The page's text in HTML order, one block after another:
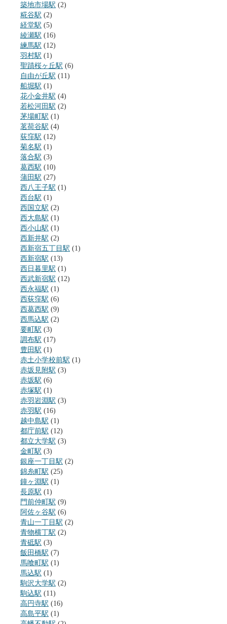
築地市場駅 (2)
糀谷駅 (2)
経堂駅 (5)
綾瀬駅 (16)
練馬駅 (12)
羽村駅 (1)
聖蹟桜ヶ丘駅 (6)
自由が丘駅 (11)
船堀駅 (1)
花小金井駅 (4)
若松河田駅 (2)
茅場町駅 (1)
茗荷谷駅 (4)
荻窪駅 (12)
菊名駅 (1)
落合駅 (3)
葛西駅 (10)
蒲田駅 (27)
西八王子駅 (1)
西台駅 (1)
西国立駅 (2)
西大島駅 (1)
西小山駅 (1)
西新井駅 (2)
西新宿五丁目駅 (1)
西新宿駅 (13)
西日暮里駅 (1)
西武新宿駅 (12)
西永福駅 (1)
西荻窪駅 (6)
西葛西駅 (9)
西馬込駅 (2)
要町駅 (3)
調布駅 (17)
豊田駅 (1)
赤土小学校前駅 (1)
赤坂見附駅 (3)
赤坂駅 (6)
赤塚駅 (1)
赤羽岩淵駅 (3)
赤羽駅 (16)
越中島駅 (1)
都庁前駅 (12)
都立大学駅 (3)
金町駅 (3)
銀座一丁目駅 (2)
錦糸町駅 (25)
鐘ヶ淵駅 (1)
長原駅 (1)
門前仲町駅 (9)
阿佐ヶ谷駅 (6)
青山一丁目駅 (2)
青物横丁駅 (2)
青砥駅 (3)
飯田橋駅 (7)
馬喰町駅 (1)
馬込駅 (1)
駒沢大学駅 (2)
駒込駅 (11)
高円寺駅 (16)
高島平駅 (1)